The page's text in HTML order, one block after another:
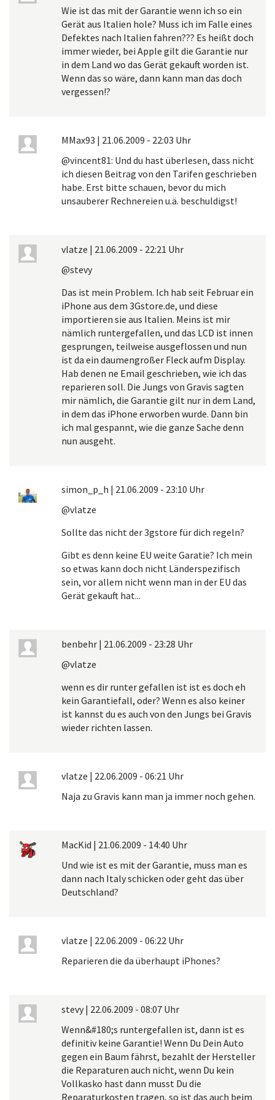
Wie ist das mit der Garantie wenn ich so ein
Gerät aus Italien hole? Muss ich im Falle eines
Defektes nach Italien fahren??? Es heißt doch
immer wieder, bei Apple gilt die Garantie nur
in dem Land wo das Gerät gekauft worden ist.
Wenn das so wäre, dann kann man das doch
vergessen!?
MMax93 | 21.06.2009 - 22:03 Uhr
@vincent81: Und du hast überlesen, dass nicht
ich diesen Beitrag von den Tarifen geschrieben
habe. Erst bitte schauen, bevor du mich
unsauberer Rechnereien u.ä. beschuldigst!
vlatze | 21.06.2009 - 22:21 Uhr
@stevy
Das ist mein Problem. Ich hab seit Februar ein
iPhone aus dem 3Gstore.de, und diese
importieren sie aus Italien. Meins ist mir
nämlich runtergefallen, und das LCD ist innen
gesprungen, teilweise ausgeflossen und nun
ist da ein daumengroßer Fleck aufm Display.
Hab denen ne Email geschrieben, wie ich das
reparieren soll. Die Jungs von Gravis sagten
mir nämlich, die Garantie gilt nur in dem Land,
in dem das iPhone erworben wurde. Dann bin
ich mal gespannt, wie die ganze Sache denn
nun ausgeht.
simon_p_h | 21.06.2009 - 23:10 Uhr
@vlatze
Sollte das nicht der 3gstore für dich regeln?
Gibt es denn keine EU weite Garatie? Ich mein
so etwas kann doch nicht Länderspezifisch
sein, vor allem nicht wenn man in der EU das
Gerät gekauft hat...
benbehr | 21.06.2009 - 23:28 Uhr
@vlatze
wenn es dir runter gefallen ist ist es doch eh
kein Garantiefall, oder? Wenn es also keiner
ist kannst du es auch von den Jungs bei Gravis
wieder richten lassen.
vlatze | 22.06.2009 - 06:21 Uhr
Naja zu Gravis kann man ja immer noch gehen.
MacKid | 21.06.2009 - 14:40 Uhr
Und wie ist es mit der Garantie, muss man es
dann nach Italy schicken oder geht das über
Deutschland?
vlatze | 22.06.2009 - 06:22 Uhr
Reparieren die da überhaupt iPhones?
stevy | 22.06.2009 - 08:07 Uhr
Wenn&#180;s runtergefallen ist, dann ist es
definitiv keine Garantie! Wenn Du Dein Auto
gegen ein Baum fährst, bezahlt der Hersteller
die Reparaturen auch nicht, wenn Du kein
Vollkasko hast dann musst Du die
Reparaturkosten tragen, so ist das auch beim